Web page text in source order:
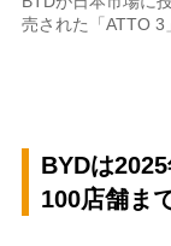
売された「ATTO 3
BYDは
100店舗ま